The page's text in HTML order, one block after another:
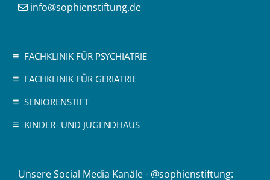
info@sophienstiftung.de
FACHKLINIK FÜR PSYCHIATRIE
FACHKLINIK FÜR GERIATRIE
SENIORENSTIFT
KINDER- UND JUGENDHAUS
Unsere Social Media Kanäle - @sophienstiftung: